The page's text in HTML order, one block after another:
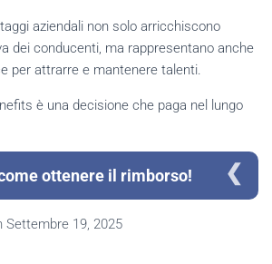
aziendali non solo arricchiscono
dei conducenti, ma rappresentano anche
per attrarre e mantenere talenti.
è una decisione che paga nel lungo
ottenere il rimborso!
Settembre 19, 2025